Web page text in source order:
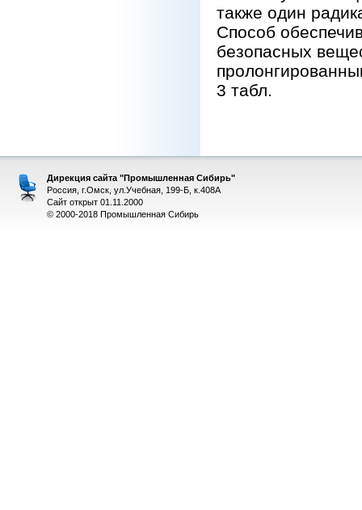
также один
Способ
безопасных
3 табл.
Дирекция сайта "Промышленная Сибирь"
Россия, г.Омск, ул.Учебная, 199-Б, к.408А
Сайт открыт 01.11.2000
© 2000-2018 Промышленная Сибирь